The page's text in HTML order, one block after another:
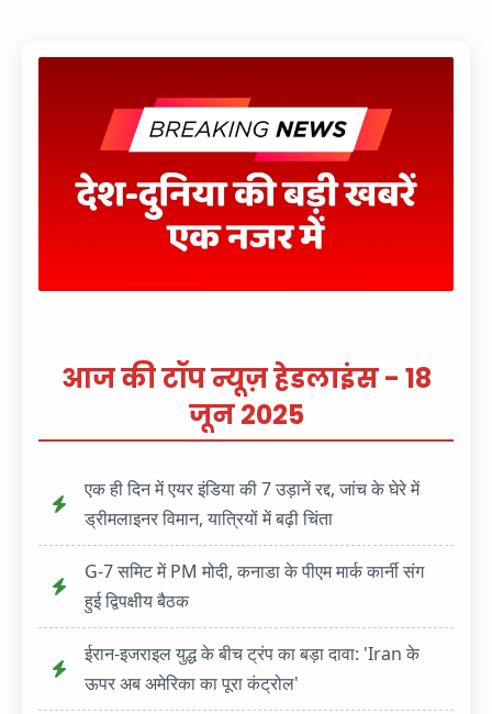
आज की टॉप न्यूज़ हेडलाइंस - 18
जून 2025
एक ही दिन में एयर इंडिया की 7 उड़ानें रद्द, जांच के घेरे में
ड्रीमलाइनर विमान, यात्रियों में बढ़ी चिंता
G-7 समिट में PM मोदी, कनाडा के पीएम मार्क कार्नी संग
हुई द्विपक्षीय बैठक
ईरान-इजराइल युद्ध के बीच ट्रंप का बड़ा दावा: 'Iran के
ऊपर अब अमेरिका का पूरा कंट्रोल'